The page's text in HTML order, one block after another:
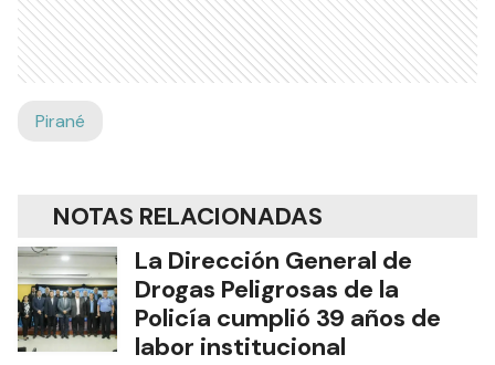
Pirané
NOTAS RELACIONADAS
La Dirección General de
Drogas Peligrosas de la
Policía cumplió 39 años de
labor institucional